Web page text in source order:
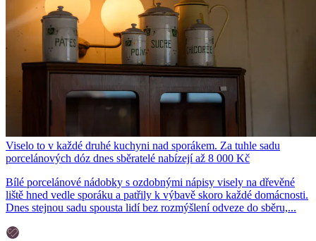
Viselo to v každé druhé kuchyni nad sporákem. Za tuhle sadu
porcelánových dóz dnes sběratelé nabízejí až 8 000 Kč
Bílé porcelánové nádobky s ozdobnými nápisy visely na dřevěné
liště hned vedle sporáku a patřily k výbavě skoro každé domácnosti.
Dnes stejnou sadu spousta lidí bez rozmýšlení odveze do sběru,...